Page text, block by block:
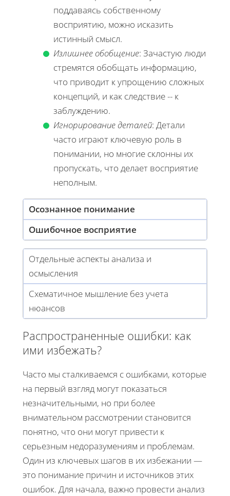
поддаваясь собственному
восприятию, можно исказить
истинный смысл.
Излишнее обобщение: Зачастую люди
стремятся обобщать информацию,
что приводит к упрощению сложных
концепций, и как следствие -- к
заблуждению.
Игнорирование деталей: Детали
часто играют ключевую роль в
понимании, но многие склонны их
пропускать, что делает восприятие
неполным.
Осознанное понимание
Ошибочное восприятие
Отдельные аспекты анализа и
осмысления
Схематичное мышление без учета
нюансов
Распространенные ошибки: как
ими избежать?
Часто мы сталкиваемся с ошибками, которые
на первый взгляд могут показаться
незначительными, но при более
внимательном рассмотрении становится
понятно, что они могут привести к
серьезным недоразумениям и проблемам.
Один из ключевых шагов в их избежании —
это понимание причин и источников этих
ошибок. Для начала, важно провести анализ